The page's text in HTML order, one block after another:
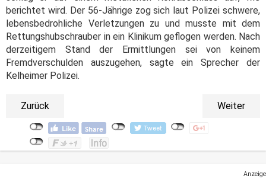
berichtet wird. Der 56-Jährige zog sich laut Polizei schwere,
lebensbedrohliche Verletzungen zu und musste mit dem
Rettungshubschrauber in ein Klinikum geflogen werden. Nach
derzeitigem Stand der Ermittlungen sei von keinem
Fremdverschulden auszugehen, sagte ein Sprecher der
Kelheimer Polizei.
Zurück Weiter
Anzeige